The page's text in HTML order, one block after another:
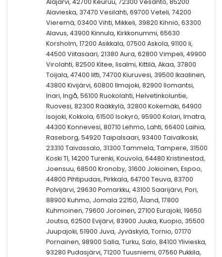
Alavieska, 37470 Vesilahti, 69700 Veteli, 74200
Vieremä, 03400 Vihti, Mikkeli, 39820 Kihniö, 63300
Alavus, 43900 Kinnula, Kirkkonummi, 65630
Korsholm, 17200 Asikkala, 07500 Askola, 91100 Ii,
44500 Viitasaari, 21380 Aura, 62800 Vimpeli, 49900
Virolahti, 82500 Kitee, Iisalmi, Kittilä, Akaa, 37800
Toijala, 47400 Iitti, 74700 Kiuruvesi, 39500 Ikaalinen,
43800 Kivijärvi, 60800 Ilmajoki, 82900 Ilomantsi,
Inari, Ingå, 56100 Ruokolahti, Helvetinkoluntie,
Ruovesi, 82300 Rääkkylä, 32800 Kokemäki, 64900
Isojoki, Kokkola, 61500 Isokyrö, 95900 Kolari, Imatra,
44300 Konnevesi, 80710 Lehmo, Lahti, 66400 Laihia,
Raseborg, 54920 Taipalsaari, 93400 Taivalkoski,
23310 Taivassalo, 31300 Tammela, Tampere, 31500
Koski Tl, 14200 Turenki, Kouvola, 64480 Kristinestad,
Joensuu, 68500 Kronoby, 31600 Jokioinen, Espoo,
44800 Pihtipudas, Pirkkala, 64700 Teuva, 83700
Polvijärvi, 29630 Pomarkku, 43100 Saarijärvi, Pori,
88900 Kuhmo, Jomala 22150, Åland, 17800
Kuhmoinen, 79600 Joroinen, 27100 Eurajoki, 19650
Joutsa, 62500 Evijärvi, 83900 Juuka, Kuopio, 35500
Juupajoki, 51900 Juva, Jyväskylä, Tornio, 07170
Pornainen, 98900 Salla, Turku, Salo, 84100 Ylivieska,
93280 Pudasjärvi, 71200 Tuusniemi, 07560 Pukkila,